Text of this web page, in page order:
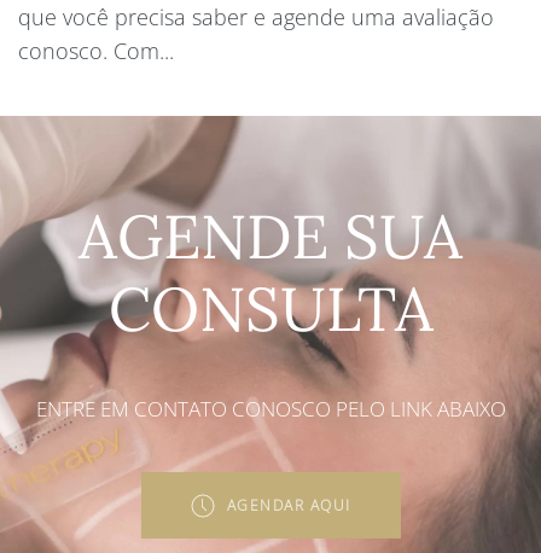
que você precisa saber e agende uma avaliação
conosco. Com...
AGENDE SUA
CONSULTA
ENTRE EM CONTATO CONOSCO PELO LINK ABAIXO
AGENDAR AQUI